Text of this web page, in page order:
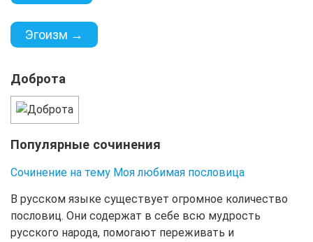
Эгоизм →
Доброта
Популярные сочинения
Сочинение на тему Моя любимая пословица
В русском языке существует огромное количество
пословиц. Они содержат в себе всю мудрость
русского народа, помогают переживать и